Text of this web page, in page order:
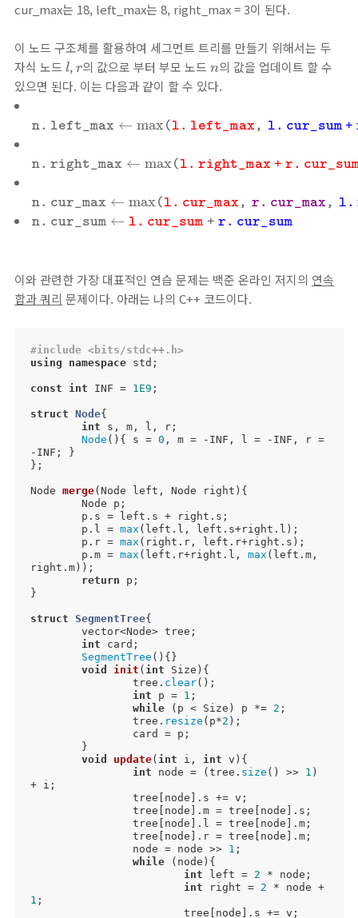
cur_max는 18, left_max는 8, right_max = 3이 된다.
이 노드 구조체를 활용하여 세그먼트 트리를 만들기 위해서는 두
자식 노드 ll, r
r의 값으로 부터 부모 노드 n
n의 값을 업데이트 할 수
있으면 된다. 이는 다음과 같이 할 수 있다.
n. left _max ← max( l . left _max , l . cur sum +
n eft_max←max(l.le _max ,l.cu _s m+ .left _
n. right _max ← max( l . right _max + r . cur su
n right_max← max(l.rig ht_ma +r.c ur_ um, .rig
n. cur _max ← max( l . cur _max , r . cur _max , l .
n cur_ max ← max(l.c r_m ax,r.c ur max ,l.rig t
n. cur sum ← l . cur sum + r . cur sum
n cur_ sum ←l .c r_su m+r .cu _sum
이와 관련한 가장 대표적인 연습 문제는 백준 온라인 저지의 연속
합과 쿼리 문제이다. 아래는 나의 C++ 코드이다.
#include <bits/stdc++.h>
using
namespace std;
const int INF = 1E9 ;
struct Node{
int s, m, l, r;
Node (){ s = 0 , m = -INF, l = -INF, r =
-INF; }
};
Node merge(Node left, Node right) {
	p.l =
max (left.l, left.s+right.l);
	p.r =
max (right.r, left.r+right.s);
	p.m =
max (left.r+right.l, max (left.m,
right.m));
return p;
}
struct SegmentTree{
int card;
SegmentTree (){}
void
init ( int Size) {
		tree.
clear();
int p = 1 ;
while (p < Size) p *= 2 ;
		tree.
resize (p*2 );
void
update( int i, int v) {
int node = (tree. size () >> 1 )
+ i;
		node = node >>
1 ;
while (node){
int left = 2 * node;
int right = 2
1 ;